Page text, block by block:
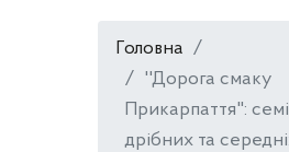
Головна
''Дорога смаку
Прикарпаття":
дрібних та